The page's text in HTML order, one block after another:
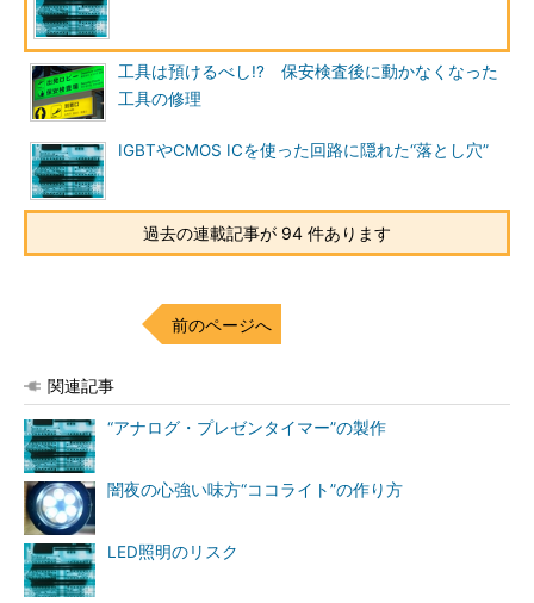
工具は預けるべし!? 保安検査後に動かなくなった
工具の修理
IGBTやCMOS ICを使った回路に隠れた“落とし穴”
過去の連載記事が 94 件あります
前のページへ
関連記事
“アナログ・プレゼンタイマー”の製作
闇夜の心強い味方“ココライト”の作り方
LED照明のリスク